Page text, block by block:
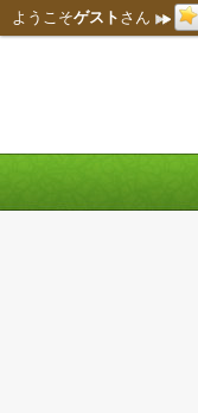
ようこそゲスト さん